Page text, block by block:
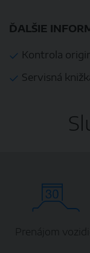
ĎALŠIE
Kontrola
Servisná
Prenájom